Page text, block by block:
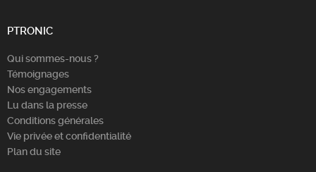
PTRONIC
Qui sommes-nous ?
Témoignages
Nos engagements
Lu dans la presse
Conditions générales
Vie privée et confidentialité
Plan du site